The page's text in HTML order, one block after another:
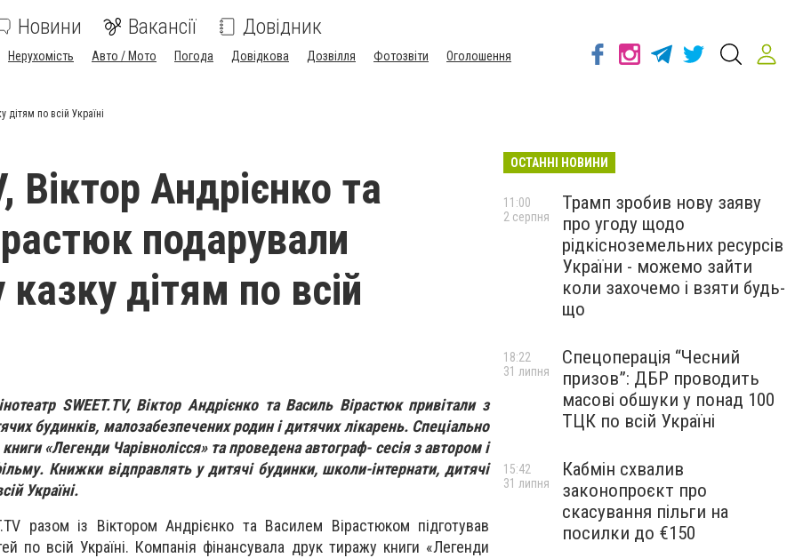
Новини Вакансії Довідник
Нерухомість Авто / Мото Погода Довідкова Дозвілля Фотозвіти
Оголошення
дітям по всій Україні
Віктор Андрієнко та
подарували
казку дітям по всій
SWEET.TV, Віктор Андрієнко та Василь Вірастюк привітали з
будинків, малозабезпечених родин і дитячих лікарень. Спеціально
«Легенди Чарівнолісся» та проведена автограф- сесія з автором і
Книжки відправлять у дитячі будинки, школи-інтернати, дитячі
Україні.
разом із Віктором Андрієнко та Василем Вірастюком підготував
по всій Україні. Компанія фінансувала друк тиражу книги «Легенди
ОСТАННІ НОВИНИ
Трамп зробив нову заяву
про угоду щодо
рідкісноземельних ресурсів
України - можемо зайти
коли захочемо і взяти будь-
що
11:00
2 серпня
Спецоперація “Чесний
призов”: ДБР проводить
масові обшуки у понад 100
ТЦК по всій Україні
18:22
31 липня
Кабмін схвалив
законопроєкт про
скасування пільги на
посилки до €150
15:42
31 липня